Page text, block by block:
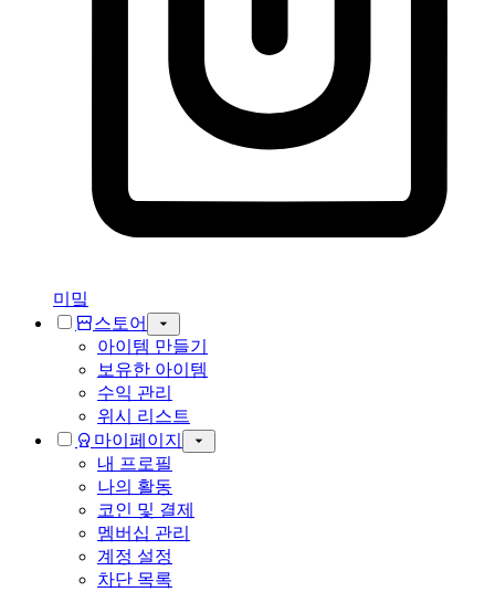
미밐
스토어
아이템 만들기
보유한 아이템
수익 관리
위시 리스트
마이페이지
내 프로필
나의 활동
코인 및 결제
멤버십 관리
계정 설정
차단 목록